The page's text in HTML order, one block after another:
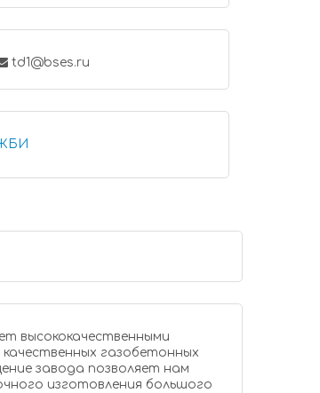
td1@bses.ru